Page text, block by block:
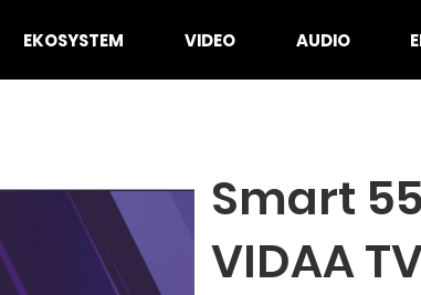
EKOSYSTEM VIDEO AUDIO
Smart
VIDAA